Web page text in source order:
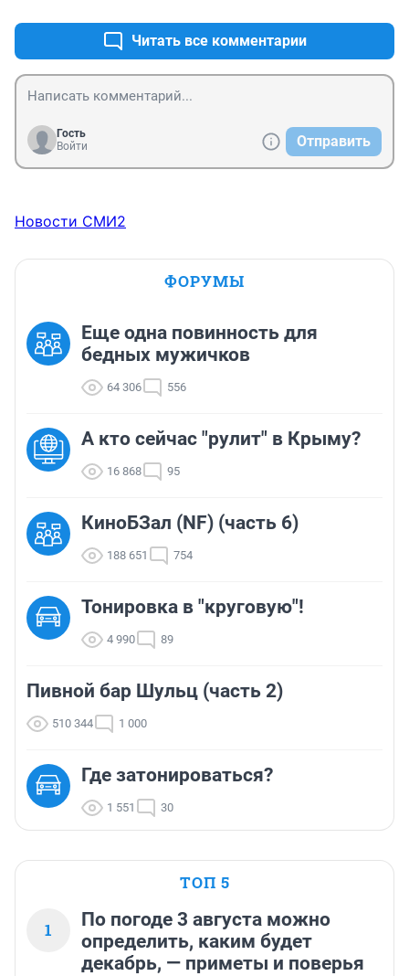
Читать все комментарии
Гость
Войти
Отправить
Новости СМИ2
ФОРУМЫ
Еще одна повинность для
бедных мужичков
64 306 556
А кто сейчас "рулит" в Крыму?
16 868 95
КиноБЗал (NF) (часть 6)
188 651 754
Тонировка в "круговую"!
4 990 89
Пивной бар Шульц (часть 2)
510 344 1 000
Где затонироваться?
1 551 30
ТОП 5
1
По погоде 3 августа можно
определить, каким будет
декабрь, — приметы и поверья